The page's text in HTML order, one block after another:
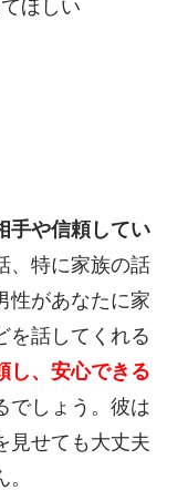
ほしい
手や信頼してい
、特に家族の話
性があなたに家
を話してくれる
し、安心できる
でしょう。彼は
見せても大丈夫